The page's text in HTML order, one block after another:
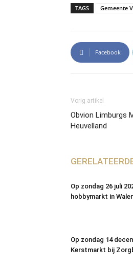
TAGS Gemeente
Facebook
Vorig artikel
Obvion Limburgs
Heuvelland
Op zondag 26 juli
hobbymarkt in
Op zondag 14
Kerstmarkt bij